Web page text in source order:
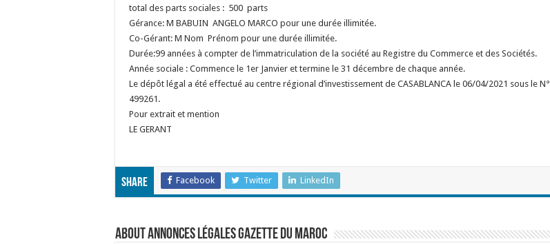
total des parts sociales : 500 parts
Gérance: M BABUIN ANGELO MARCO pour une durée illimitée.
Co-Gérant: M Nom Prénom pour une durée illimitée.
Durée:99 années à compter de l’immatriculation de la société au Registre du Commerce et des Sociétés.
Année sociale : Commence le 1er Janvier et termine le 31 décembre de chaque année.
Le dépôt légal a été effectué au centre régional d’investissement de CASABLANCA le 06/04/2021 sous le N°
499261.
Pour extrait et mention
LE GERANT
Share Facebook Twitter LinkedIn
About Annonces légales Gazette du Maroc